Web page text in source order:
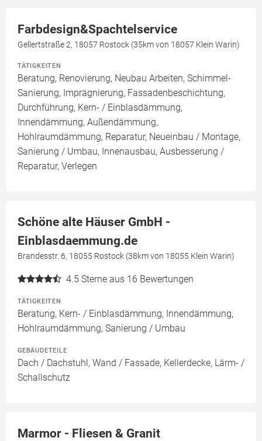
Farbdesign&Spachtelservice
Gellertstraße 2, 18057 Rostock (35km von 18057 Klein Warin)
TÄTIGKEITEN
Beratung, Renovierung, Neubau Arbeiten, Schimmel-
Sanierung, Imprägnierung, Fassadenbeschichtung,
Durchführung, Kern- / Einblasdämmung,
Innendämmung, Außendämmung,
Hohlraumdämmung, Reparatur, Neueinbau / Montage,
Sanierung / Umbau, Innenausbau, Ausbesserung /
Reparatur, Verlegen
Schöne alte Häuser GmbH -
Einblasdaemmung.de
Brandesstr. 6, 18055 Rostock (38km von 18055 Klein Warin)
4.5 Sterne aus 16 Bewertungen
TÄTIGKEITEN
Beratung, Kern- / Einblasdämmung, Innendämmung,
Hohlraumdämmung, Sanierung / Umbau
GEBÄUDETEILE
Dach / Dachstuhl, Wand / Fassade, Kellerdecke, Lärm- /
Schallschutz
Marmor - Fliesen & Granit